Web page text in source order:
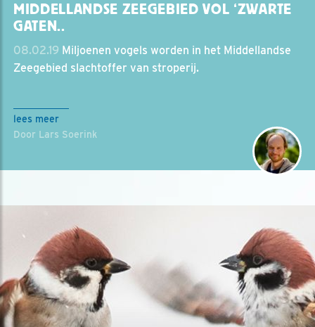
MIDDELLANDSE ZEEGEBIED VOL ‘ZWARTE
GATEN..
08.02.19 Miljoenen vogels worden in het Middellandse
Zeegebied slachtoffer van stroperij.
lees meer
Door Lars Soerink